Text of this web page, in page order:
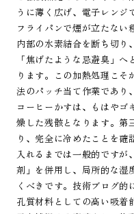
うに薄く広げ、電子レンジ
フライパンで煙が立たない
内部の水素結合を断ち切り
「焦げたような忌避臭」
ります。この加熱処理こ
法のパッチ当て作業であり
コーヒーかすは、もはやゴ
燥した残骸となります。第
り、完全に冷めたことを
入れるまでは一般的です
剤」を併用し、局所的な湿
くべきです。技術ブログ
孔質材料としての高い吸着